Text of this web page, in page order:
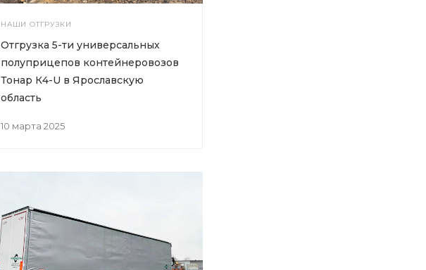
НАШИ ОТГРУЗКИ
10 марта 2025
Отгрузка 5-ти универсальных
полуприцепов контейнеровозов
Тонар К4-U в Ярославскую
область